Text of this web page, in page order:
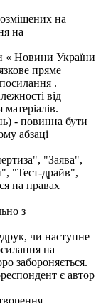
на
на
« Новини України
пряме
.
від
- повинна бути
абзаці
"Заява",
"Тест-драйв",
на правах
з
чи наступне
на
забороняється.
є автор